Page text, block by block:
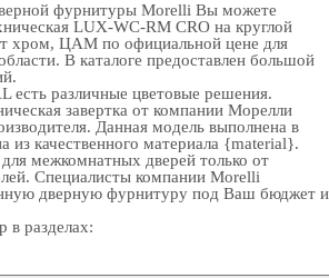
фурнитуры Morelli Вы можете
LUX-WC-RM CRO на круглой
хром, ЦАМ по официальной цене для
В каталоге предоставлен большой
есть различные цветовые решения.
завертка от компании Морелли
Данная модель выполнена в
из качественного материала {material}.
межкомнатных дверей только от
Специалисты компании Morelli
дверную фурнитуру под Ваш бюджет и
в разделах: